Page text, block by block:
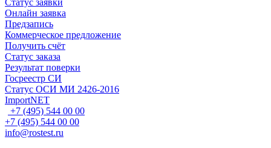
Онлайн заявка
Предзапись
Коммерческое предложение
Получить счёт
Статус заказа
Результат поверки
Госреестр СИ
Статус ОСИ МИ 2426-2016
ImportNET
+7 (495) 544 00 00
+7 (495) 544 00 00
info@rostest.ru